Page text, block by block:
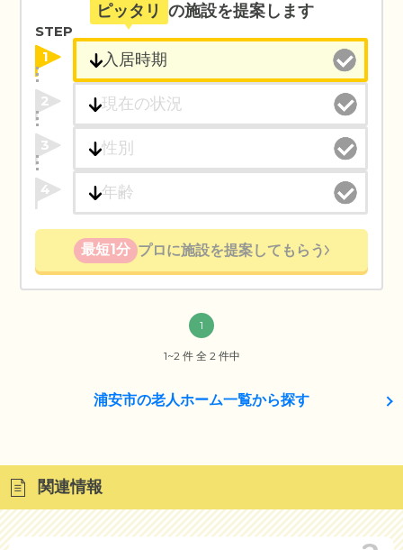
ピッタリ の施設を提案します
STEP
1
2
3
4
最短1分 プロに施設を提案してもらう
1
1~2 件 全 2 件中
浦安市の老人ホーム一覧から探す
関連情報